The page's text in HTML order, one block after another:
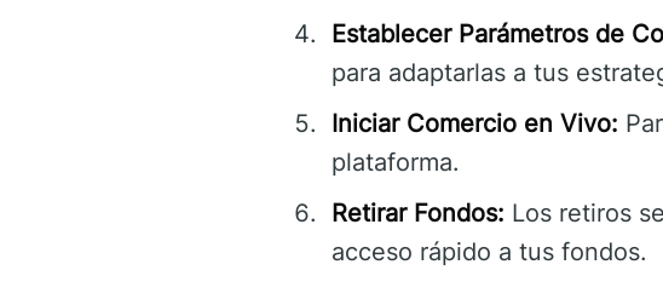
Establecer Parámetros de
para adaptarlas a tus
Iniciar Comercio en Vivo:
plataforma.
Retirar Fondos: Los retiros
acceso rápido a tus fondos.